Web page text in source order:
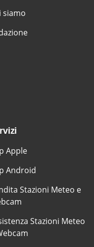
siamo
Apple
Android
Stazioni Meteo e
Stazioni Meteo